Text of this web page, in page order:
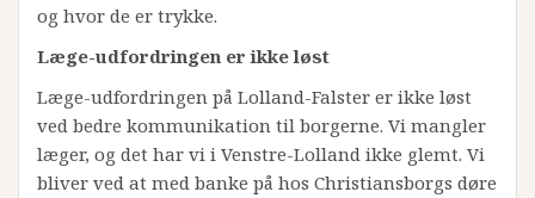
og hvor de er trykke.
Læge-udfordringen er ikke løst
Læge-udfordringen på Lolland-Falster er ikke løst
ved bedre kommunikation til borgerne. Vi mangler
læger, og det har vi i Venstre-Lolland ikke glemt. Vi
bliver ved at med banke på hos Christiansborgs døre